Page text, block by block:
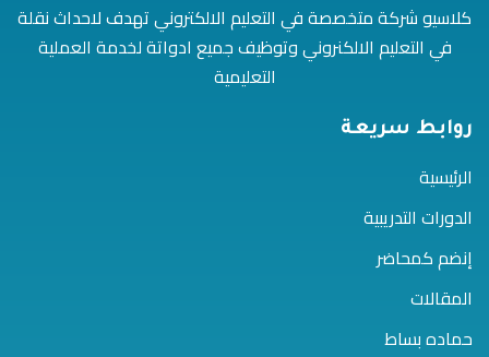
كلاسيو شركة متخصصة في التعليم الالكتروني تهدف لاحداث نقلة
في التعليم الالكنروني وتوظيف جميع ادواتة لخدمة العملية
التعليمية
روابط سريعة
الرئيسية
الدورات التدريبية
إنضم كمحاضر
المقالات
حماده بساط